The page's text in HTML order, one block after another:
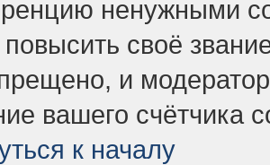
ненужными
своё
и
вашего счётчика
к началу